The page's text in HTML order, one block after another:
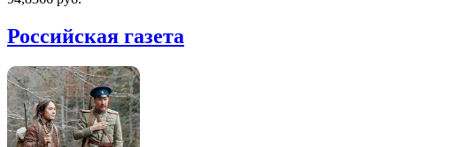
Российская газета